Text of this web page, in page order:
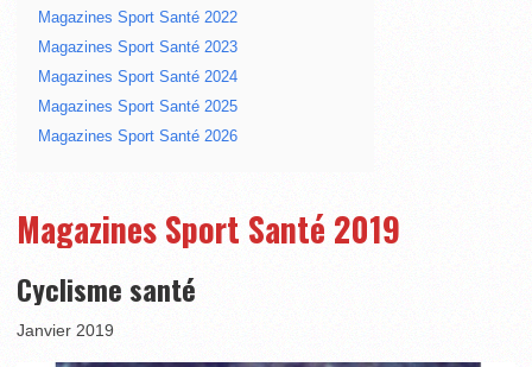
Magazines Sport Santé 2022
Magazines Sport Santé 2023
Magazines Sport Santé 2024
Magazines Sport Santé 2025
Magazines Sport Santé 2026
Magazines Sport Santé 2019
Cyclisme santé
Janvier 2019